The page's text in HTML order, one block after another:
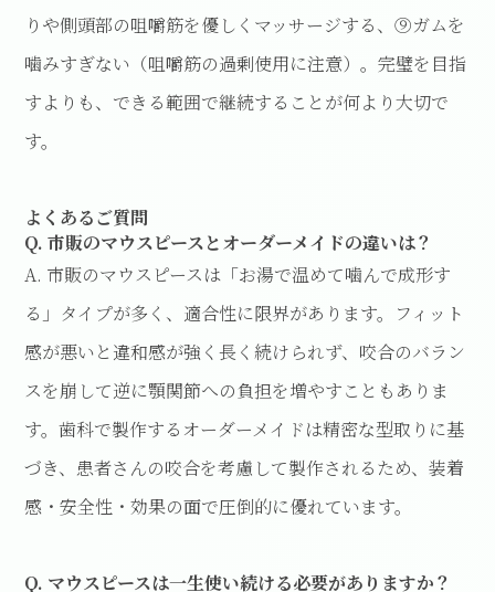
りや側頭部の咀嚼筋を優しくマッサージする、⑨ガムを
噛みすぎない（咀嚼筋の過剰使用に注意）。完璧を目指
すよりも、できる範囲で継続することが何より大切で
す。
よくあるご質問
Q. 市販のマウスピースとオーダーメイドの違いは？
A. 市販のマウスピースは「お湯で温めて噛んで成形す
る」タイプが多く、適合性に限界があります。フィット
感が悪いと違和感が強く長く続けられず、咬合のバラン
スを崩して逆に顎関節への負担を増やすこともありま
す。歯科で製作するオーダーメイドは精密な型取りに基
づき、患者さんの咬合を考慮して製作されるため、装着
感・安全性・効果の面で圧倒的に優れています。
Q. マウスピースは一生使い続ける必要がありますか？